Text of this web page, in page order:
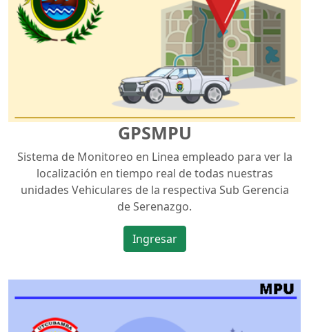
GPSMPU
Sistema de Monitoreo en Linea empleado para ver la
localización en tiempo real de todas nuestras
unidades Vehiculares de la respectiva Sub Gerencia
de Serenazgo.
Ingresar